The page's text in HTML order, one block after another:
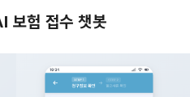
보험 접수 챗봇